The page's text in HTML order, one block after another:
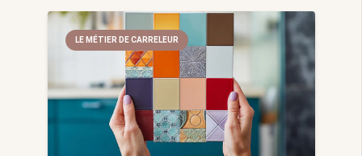
LE MÉTIER DE CARRELEUR